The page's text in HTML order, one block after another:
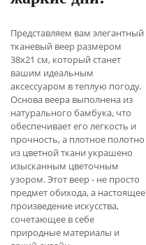
Представляем вам элегантный
тканевый веер размером
38х21 см, который станет
вашим идеальным
аксессуаром в теплую погоду.
Основа веера выполнена из
натурального бамбука, что
обеспечивает его легкость и
прочность, а плотное полотно
из цветной ткани украшено
изысканным цветочным
узором. Этот веер - не просто
предмет обихода, а настоящее
произведение искусства,
сочетающее в себе
природные материалы и